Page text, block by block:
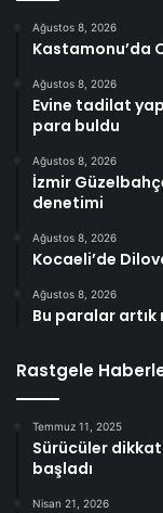
Ağustos 8, 2026
Kastamonu’da
Ağustos 8, 2026
Evine tadilat
para buldu
Ağustos 8, 2026
İzmir
denetimi
Ağustos 8, 2026
Kocaeli’de
Ağustos 8, 2026
Bu paralar
Rastgele
Temmuz 11, 2025
Sürücüler
başladı
Nisan 21, 2026